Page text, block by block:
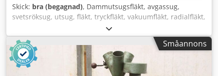
Skick: bra (begagnad), Dammutsugsfläkt, avgassug,
svetsröksug, utsug, fläkt, tryckfläkt, vakuumfläkt, radialfläkt,
ventilationsfläkt, radialfläkt, blåsare -Blåsare: Radialfläkt,
tyvärr utan typbeteckning -Spänning: 220/380 V -Varvtal:
2830 varv/min -Tekniska data: se foto på typskylten -
Fläkthjul: Ø 200 x 70 mm -Anslutning in: Ø 68 mm
Credpfxjun Dvpe Ahlef -Anslutning ut: Ø 50 mm -Mått:
Småannons